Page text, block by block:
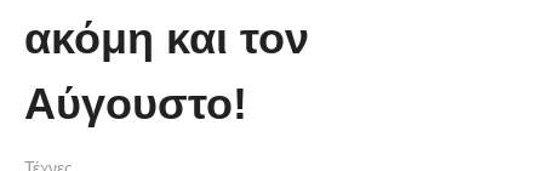
(video)
ακόμη και τον
Αύγουστο!